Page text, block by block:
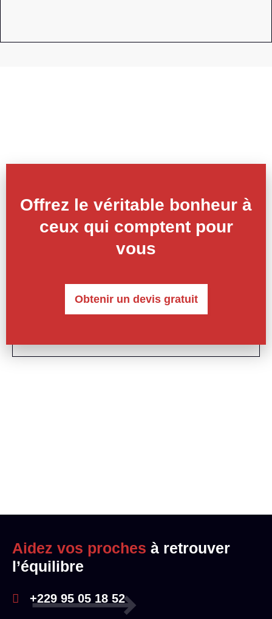
Offrez le véritable bonheur à
ceux qui comptent pour
vous
Obtenir un devis gratuit​
Aidez vos proches à retrouver
l’équilibre
+229 95 05 18 52